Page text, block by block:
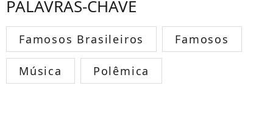
PALAVRAS-CHAVE
Famosos Brasileiros Famosos
Música Polêmica